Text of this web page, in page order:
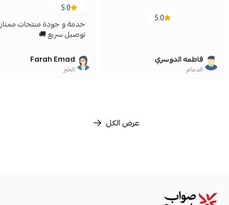
5.0
فاطمه الدوسري
الدمام
5.0
خدمة و جودة منتجات
توصيل سريع 🚚
Farah Emad
الخبر
عرض الكل